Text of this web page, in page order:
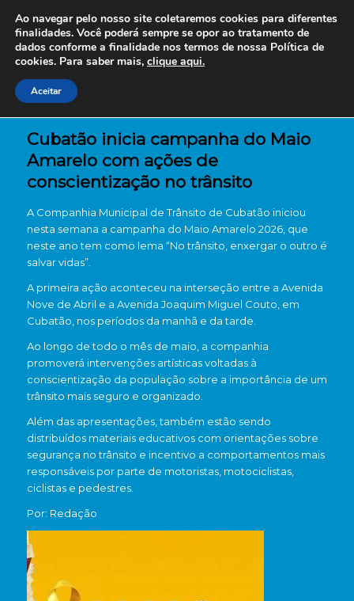
Cubatão inicia campanha do Maio
Amarelo com ações de
conscientização no trânsito
A Companhia Municipal de Trânsito de Cubatão iniciou
nesta semana a campanha do Maio Amarelo 2026, que
neste ano tem como lema “No trânsito, enxergar o outro é
salvar vidas”.
A primeira ação aconteceu na interseção entre a Avenida
Nove de Abril e a Avenida Joaquim Miguel Couto, em
Cubatão , nos períodos da manhã e da tarde.
Ao longo de todo o mês de maio, a companhia
promoverá intervenções artísticas voltadas à
conscientização da população sobre a importância de um
trânsito mais seguro e organizado.
Além das apresentações, também estão sendo
distribuídos materiais educativos com orientações sobre
segurança no trânsito e incentivo a comportamentos mais
responsáveis por parte de motoristas, motociclistas,
ciclistas e pedestres.
Por: Redação
Ao navegar pelo nosso site coletaremos cookies para diferentes
finalidades. Você poderá sempre se opor ao tratamento de
dados conforme a finalidade nos termos de nossa Política de
cookies. Para saber mais, clique aqui.
Aceitar